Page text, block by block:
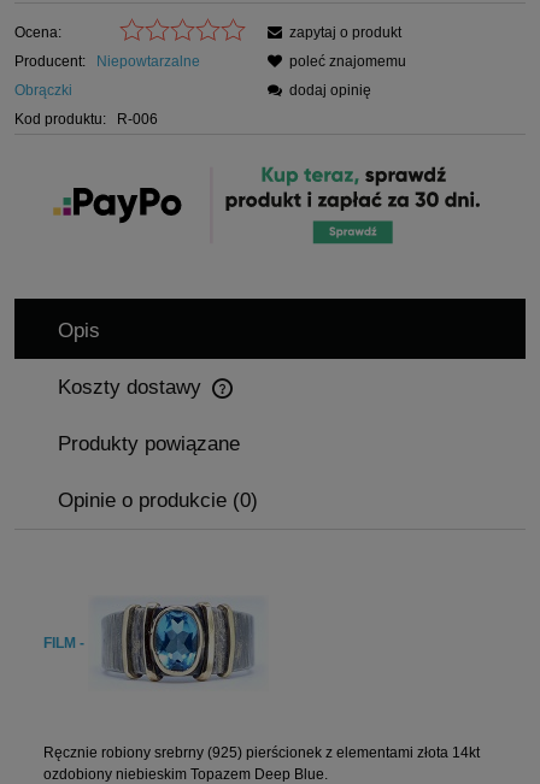
Ocena:
Producent:
Niepowtarzalne
Obrączki
Kod produktu:
R-006
zapytaj o produkt
poleć znajomemu
dodaj opinię
Opis
Koszty dostawy
Cena nie zawiera ewentualnych kosztów płatności
Produkty powiązane
Opinie o produkcie (0)
FILM -
Ręcznie robiony srebrny (925) pierścionek z elementami złota 14kt
ozdobiony niebieskim Topazem Deep Blue.